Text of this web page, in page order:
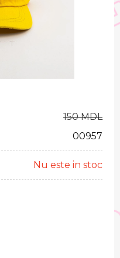
150 MDL
00957
Nu este in stoc